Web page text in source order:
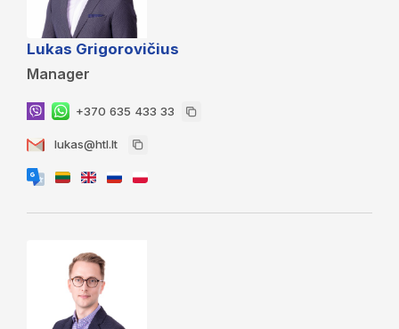
Lukas Grigorovičius
Manager
+370 635 433 33
lukas@htl.lt